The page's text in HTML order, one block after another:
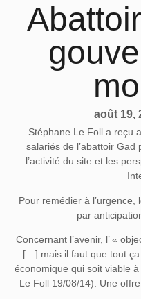
août 19,
Stéphane Le Foll a reçu
salariés de l’abattoir
l’activité du site et les
Pour remédier à
par
Concernant l’avenir, l’ «
[…] mais il faut que tout ça
économique qui soit viable
Le Foll 19/08/14). Une